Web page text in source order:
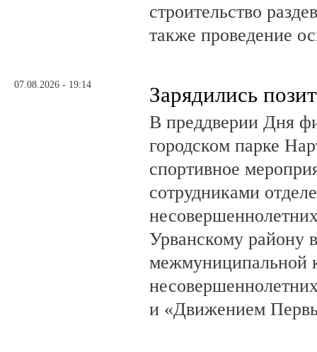
строительство
также проведение
07.08.2026 - 19:14 Зарядились
В преддверии Дня
городском парке
спортивное
сотрудниками
Урванскому району
межмуниципальной
и «Движением